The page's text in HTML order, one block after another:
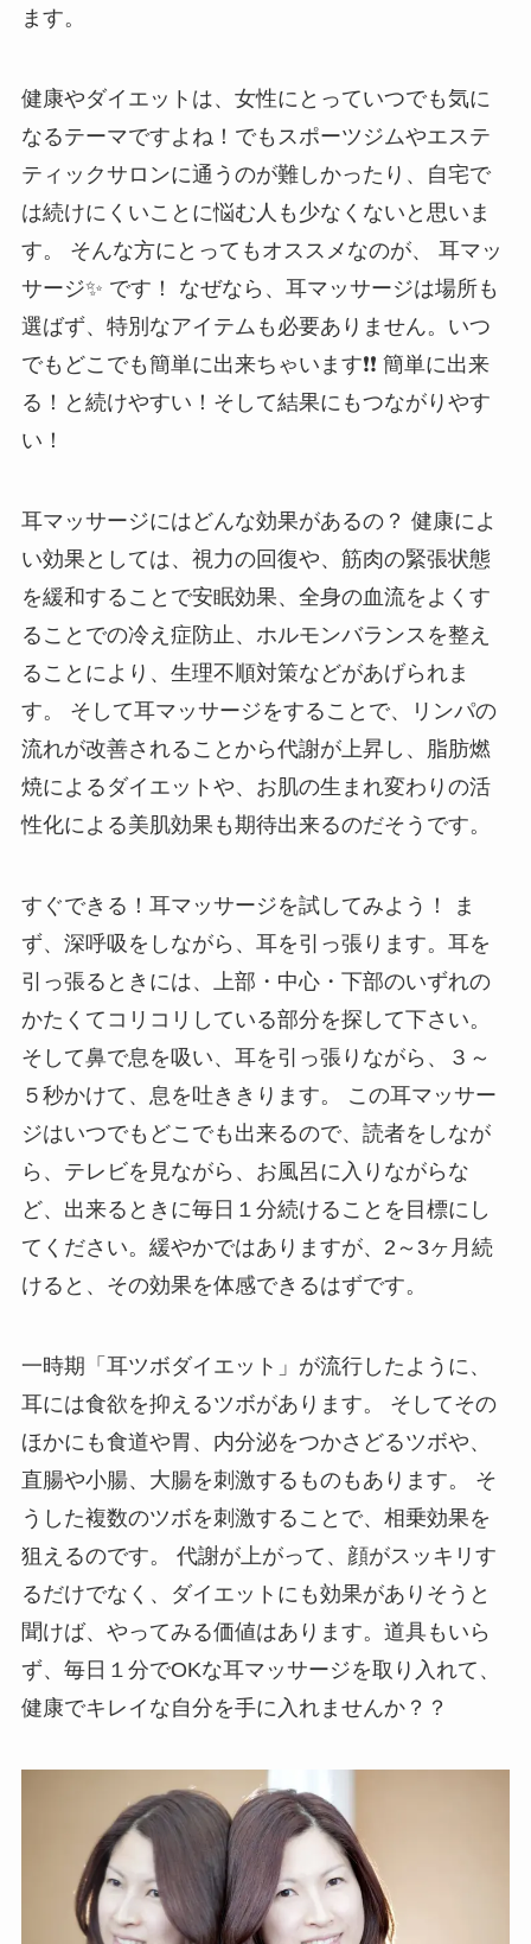
ます。
健康やダイエットは、女性にとっていつでも気に
なるテーマですよね！でもスポーツジムやエステ
ティックサロンに通うのが難しかったり、自宅で
は続けにくいことに悩む人も少なくないと思いま
す。 そんな方にとってもオススメなのが、 耳マッ
サージ✨ です！ なぜなら、耳マッサージは場所も
選ばず、特別なアイテムも必要ありません。いつ
でもどこでも簡単に出来ちゃいます❗❗ 簡単に出来
る！と続けやすい！そして結果にもつながりやす
い！
耳マッサージにはどんな効果があるの？ 健康によ
い効果としては、視力の回復や、筋肉の緊張状態
を緩和することで安眠効果、全身の血流をよくす
ることでの冷え症防止、ホルモンバランスを整え
ることにより、生理不順対策などがあげられま
す。 そして耳マッサージをすることで、リンパの
流れが改善されることから代謝が上昇し、脂肪燃
焼によるダイエットや、お肌の生まれ変わりの活
性化による美肌効果も期待出来るのだそうです。
すぐできる！耳マッサージを試してみよう！ ま
ず、深呼吸をしながら、耳を引っ張ります。耳を
引っ張るときには、上部・中心・下部のいずれの
かたくてコリコリしている部分を探して下さい。
そして鼻で息を吸い、耳を引っ張りながら、３～
５秒かけて、息を吐ききります。 この耳マッサー
ジはいつでもどこでも出来るので、読者をしなが
ら、テレビを見ながら、お風呂に入りながらな
ど、出来るときに毎日１分続けることを目標にし
てください。緩やかではありますが、2～3ヶ月続
けると、その効果を体感できるはずです。
一時期「耳ツボダイエット」が流行したように、
耳には食欲を抑えるツボがあります。 そしてその
ほかにも食道や胃、内分泌をつかさどるツボや、
直腸や小腸、大腸を刺激するものもあります。 そ
うした複数のツボを刺激することで、相乗効果を
狙えるのです。 代謝が上がって、顔がスッキリす
るだけでなく、ダイエットにも効果がありそうと
聞けば、やってみる価値はあります。道具もいら
ず、毎日１分でOKな耳マッサージを取り入れて、
健康でキレイな自分を手に入れませんか？？